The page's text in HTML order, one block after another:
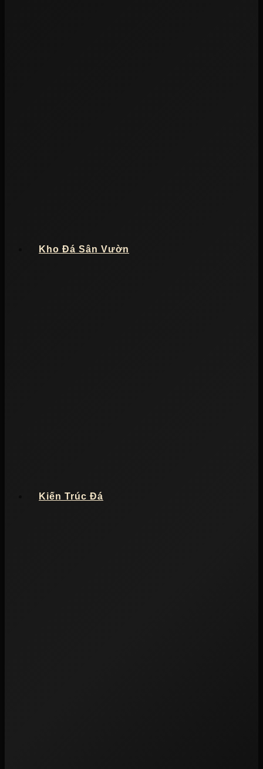
Kho Đá Sân Vườn
Kiến Trúc Đá